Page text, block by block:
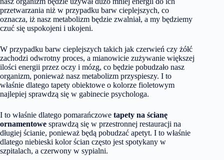
przetwarzania niż w przypadku barw cieplejszych, co
oznacza, iż nasz metabolizm będzie zwalniał, a my będziemy
czuć się uspokojeni i ukojeni.
W przypadku barw cieplejszych takich jak czerwień czy żółć
zachodzi odwrotny proces, a mianowicie zużywanie większej
ilości energii przez oczy i mózg, co będzie pobudzało nasz
organizm, ponieważ nasz metabolizm przyspieszy. I to
właśnie dlatego tapety obiektowe o kolorze fioletowym
najlepiej sprawdzą się w gabinecie psychologa.
I to właśnie dlatego pomarańczowe tapety na ścianę
ornamentowe sprawdzą się w przestronnej restauracji na
długiej ścianie, ponieważ będą pobudzać apetyt. I to właśnie
dlatego niebieski kolor ścian często jest spotykany w
szpitalach, a czerwony w sypialni.